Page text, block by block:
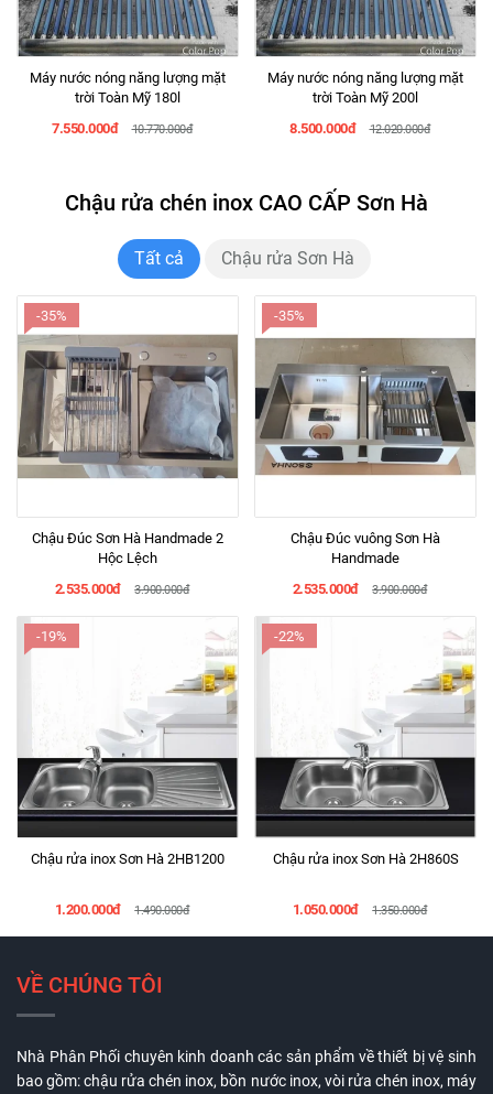
Máy nước nóng năng lượng mặt
trời Toàn Mỹ 180l
7.550.000đ
10.770.000đ
Máy nước nóng năng lượng mặt
trời Toàn Mỹ 200l
8.500.000đ
12.020.000đ
Chậu rửa chén inox CAO CẤP Sơn Hà
Tất cả Chậu rửa Sơn Hà
-35%
Chậu Đúc Sơn Hà Handmade 2
Hộc Lệch
2.535.000đ
3.900.000đ
-35%
Chậu Đúc vuông Sơn Hà
Handmade
2.535.000đ
3.900.000đ
-19%
Chậu rửa inox Sơn Hà 2HB1200
1.200.000đ 1.490.000đ
-22%
Chậu rửa inox Sơn Hà 2H860S
1.050.000đ 1.350.000đ
VỀ CHÚNG TÔI
Nhà Phân Phối chuyên kinh doanh các sản phẩm về thiết bị vệ sinh
bao gồm: chậu rửa chén inox, bồn nước inox, vòi rửa chén inox, máy